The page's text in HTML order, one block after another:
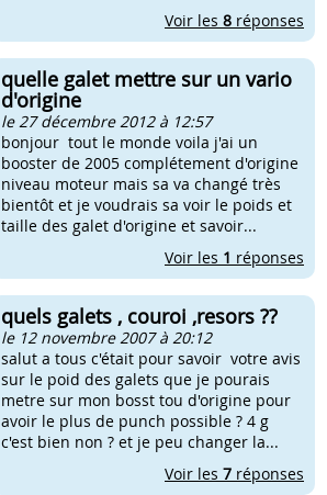
Voir les 8 réponses
quelle galet mettre sur un vario
d'origine
le 27 décembre 2012 à 12:57
bonjour tout le monde voila j'ai un
booster de 2005 complétement d'origine
niveau moteur mais sa va changé très
bientôt et je voudrais sa voir le poids et
taille des galet d'origine et savoir...
Voir les 1 réponses
quels galets , couroi ,resors ??
le 12 novembre 2007 à 20:12
salut a tous c'était pour savoir votre avis
sur le poid des galets que je pourais
metre sur mon bosst tou d'origine pour
avoir le plus de punch possible ? 4 g
c'est bien non ? et je peu changer la...
Voir les 7 réponses